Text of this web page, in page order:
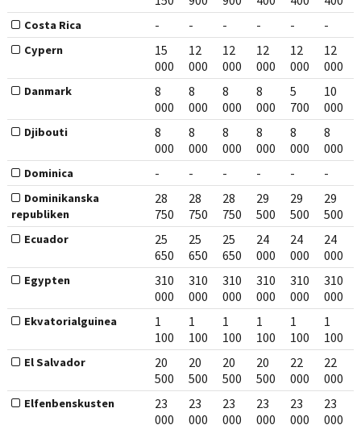
Costa Rica - - - - - -
Cypern
15
000
12
000
12
000
12
000
12
000
12
000
Danmark
8
000
8
000
8
000
8
000
5
700
10
000
Djibouti
8
000
8
000
8
000
8
000
8
000
8
000
Dominica - - - - - -
Dominikanska
republiken
28
750
28
750
28
750
29
500
29
500
29
500
Ecuador
25
650
25
650
25
650
24
000
24
000
24
000
Egypten
310
000
310
000
310
000
310
000
310
000
310
000
Ekvatorialguinea
1
100
1
100
1
100
1
100
1
100
1
100
El Salvador
20
500
20
500
20
500
20
500
22
000
22
000
Elfenbenskusten
23
000
23
000
23
000
23
000
23
000
23
000